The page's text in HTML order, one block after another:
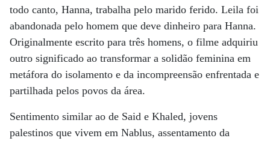
todo canto, Hanna, trabalha pelo marido ferido. Leila foi
abandonada pelo homem que deve dinheiro para Hanna.
Originalmente escrito para três homens, o filme adquiriu
outro significado ao transformar a solidão feminina em
metáfora do isolamento e da incompreensão enfrentada e
partilhada pelos povos da área.
Sentimento similar ao de Said e Khaled, jovens
palestinos que vivem em Nablus, assentamento da